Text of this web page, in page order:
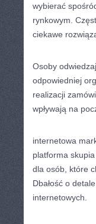
wybierać
rynkowym.
ciekawe
Osoby
odpowiedniej
realizacji
wpływają na
internetowa
platforma
dla osób, które
Dbałość o
internetowych.